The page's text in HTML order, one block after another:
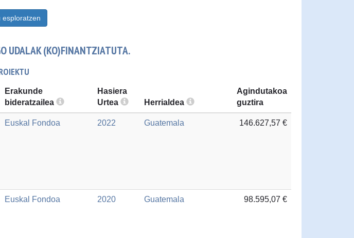
esploratzen
UDALAK (KO)FINANTZIATUTA.
Erakunde
bideratzailea
Hasiera
Urtea
Herrialdea
Agindutakoa
guztira
Euskal Fondoa 2022 Guatemala 146.627,57 €
Euskal Fondoa 2020 Guatemala 98.595,07 €